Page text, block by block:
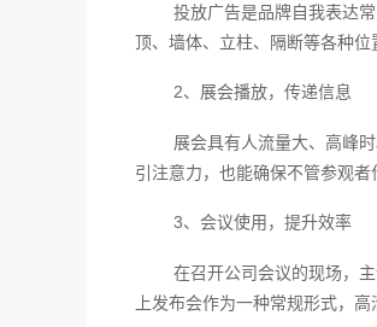
投放广告是品牌自我表达
顶、墙体、立柱、隔断等各种位
2、展会播放，传递信息
展会具有人流量大、高峰
引注意力，也能确保不管参观者
3、会议使用，提升效率
在召开公司会议的现场，
上发布会作为一种常规形式，